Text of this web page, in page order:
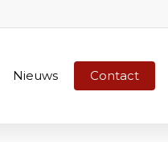
Nieuws Contact